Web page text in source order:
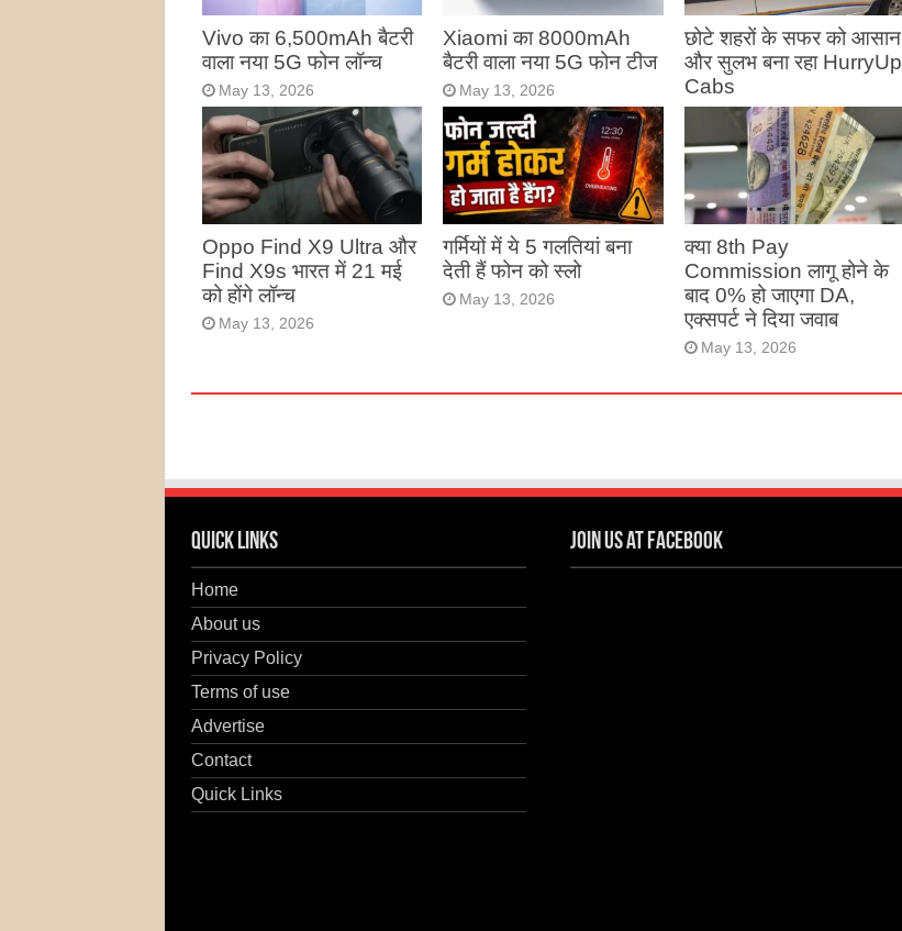
Vivo का 6,500mAh बैटरी
वाला नया 5G फोन लॉन्च
May 13, 2026
Xiaomi का 8000mAh
बैटरी वाला नया 5G फोन टीज
May 13, 2026
छोटे शहरों के सफर को आसान
और सुलभ बना रहा HurryUp
Cabs
May 13, 2026
Oppo Find X9 Ultra और
Find X9s भारत में 21 मई
को होंगे लॉन्च
May 13, 2026
गर्मियों में ये 5 गलतियां बना
देती हैं फोन को स्लो
May 13, 2026
क्या 8th Pay
Commission लागू होने के
बाद 0% हो जाएगा DA,
एक्सपर्ट ने दिया जवाब
May 13, 2026
Quick Links
Home
About us
Privacy Policy
Terms of use
Advertise
Contact
Quick Links
Join us at Facebook